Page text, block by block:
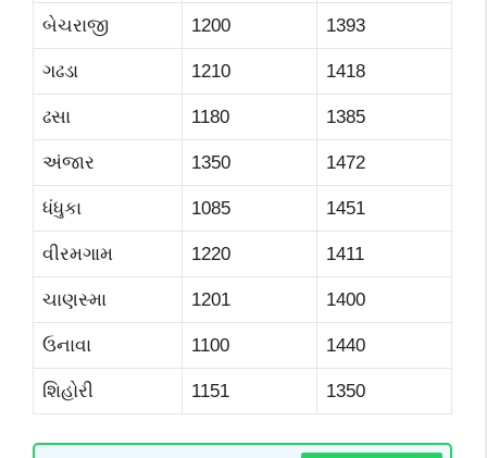
બેચરાજી 1200 1393
ગઢડા 1210 1418
ઢસા 1180 1385
અંજાર 1350 1472
ધંધુકા 1085 1451
વીરમગામ 1220 1411
ચાણસ્મા 1201 1400
ઉનાવા 1100 1440
શિહોરી 1151 1350